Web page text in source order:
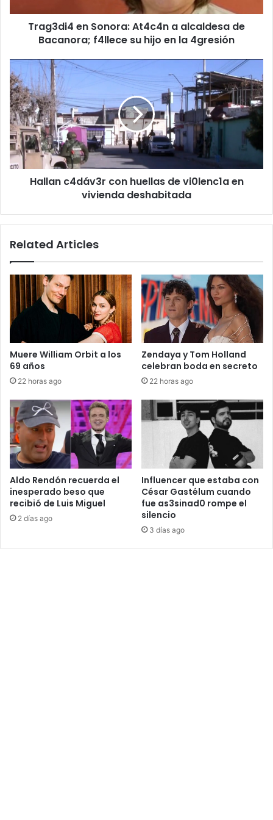
f4llece
la
4gresión
Trag3di4 en Sonora: At4c4n a alcaldesa de
Bacanora; f4llece su hijo en la 4gresión
Hallan
c4dáv3r
con
huellas
de
vi0lenc1a
en
vivienda
deshabitada
Hallan c4dáv3r con huellas de vi0lenc1a en
vivienda deshabitada
Related Articles
Muere William Orbit a los
69 años
22 horas ago
Zendaya y Tom Holland
celebran boda en secreto
22 horas ago
Aldo Rendón recuerda el
inesperado beso que
recibió de Luis Miguel
2 días ago
Influencer que estaba con
César Gastélum cuando
fue as3sinad0 rompe el
silencio
3 días ago